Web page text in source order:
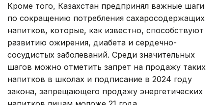
Кроме того, Казахстан предпринял важные шаги
по сокращению потребления сахаросодержащих
напитков, которые, как известно, способствуют
развитию ожирения, диабета и сердечно-
сосудистых заболеваний. Среди значительных
шагов можно отметить запрет на продажу таких
напитков в школах и подписание в 2024 году
закона, запрещающего продажу энергетических